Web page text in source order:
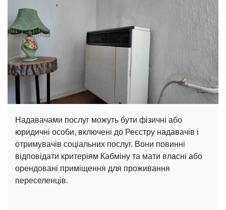
Надавачами послуг можуть бути фізичні або
юридичні особи, включені до Реєстру надавачів і
отримувачів соціальних послуг. Вони повинні
відповідати критеріям Кабміну та мати власні або
орендовані приміщення для проживання
переселенців.